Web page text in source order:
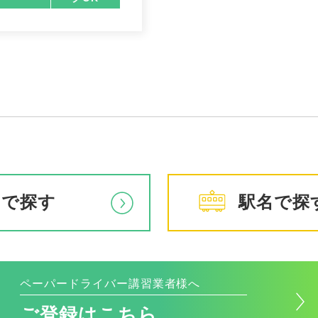
探す 駅名で探
ペーパードライバー講習業者様へ